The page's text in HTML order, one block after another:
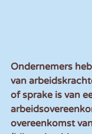
Ondernemers
van
of sprake is van
overeenkomst